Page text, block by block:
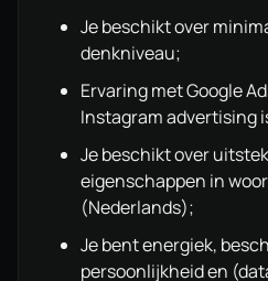
Je beschikt over
denkniveau;
Ervaring met Google
Instagram advertising
Je beschikt over
eigenschappen in
(Nederlands);
Je bent energiek,
persoonlijkheid en